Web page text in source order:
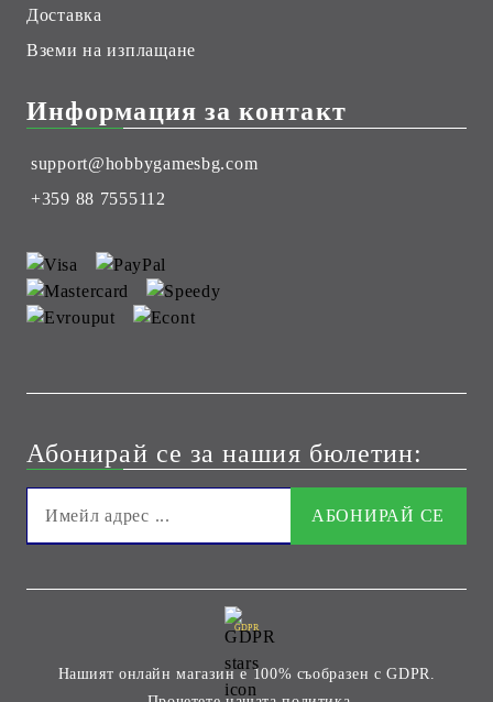
Доставка
Вземи на изплащане
Информация за контакт
support@hobbygamesbg.com
+359 88 7555112
Абонирай се за нашия бюлетин:
GDPR
Нашият онлайн магазин е 100% съобразен с GDPR.